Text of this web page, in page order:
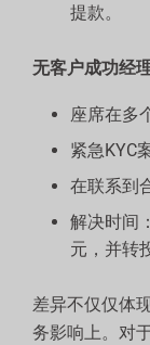
提款。
无客户成功经
座席在多
紧急KYC
在联系到
解决时间
元，并转
差异不仅仅体
务影响上。对